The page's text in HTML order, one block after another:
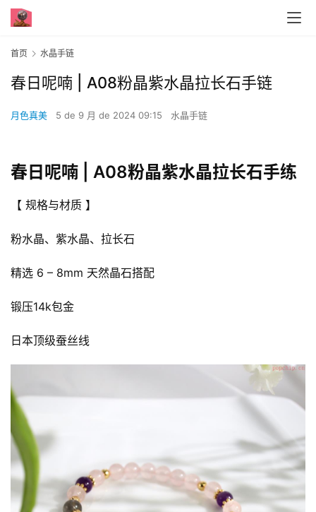
首页 水晶手链
春日呢喃 | A08粉晶紫水晶拉长石手链
月色真美 5 de 9 月 de 2024 09:15 水晶手链
春日呢喃 | A08粉晶紫水晶拉长石手练
【 规格与材质 】
粉水晶、紫水晶、拉长石
精选 6 – 8mm 天然晶石搭配
锻压14k包金
日本顶级蚕丝线